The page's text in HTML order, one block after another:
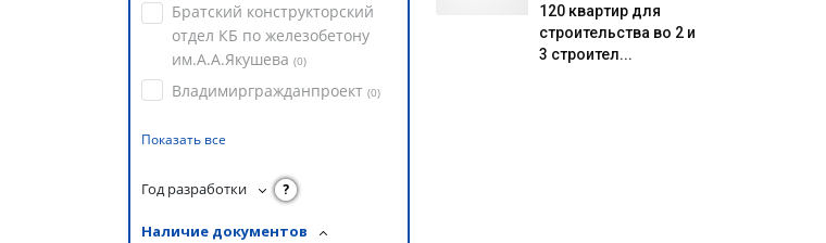
Братский конструкторский
отдел КБ по железобетону
им.А.А.Якушева (0)
Владимиргражданпроект (0)
Показать все
Год разработки ?
Наличие документов
120 квартир для
строительства во 2 и
3 строител...